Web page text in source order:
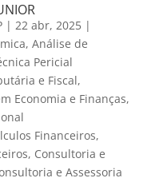
| 22 abr, 2025|
, Análise de
Pericial
e Fiscal,
Economia e Finanças,
Financeiros,
, Consultoria e
e Assessoria